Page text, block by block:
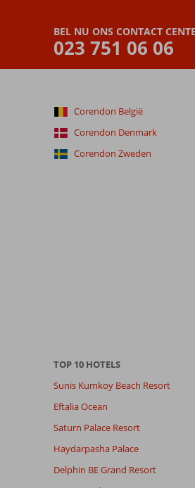
BEL NU ONS CONTACT
023 751 06 06
Corendon België
Corendon Denmark
Corendon Zweden
TOP 10 HOTELS
Sunis Kumkoy Beach Resort
Eftalia Ocean
Saturn Palace Resort
Haydarpasha Palace
Delphin BE Grand Resort